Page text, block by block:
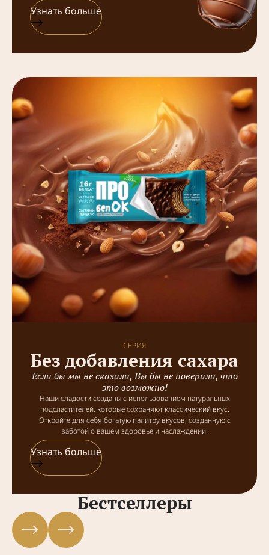
Узнать больше
СЕРИЯ
Без добавления сахара
Если бы мы не сказали, Вы бы не поверили, что
это возможно!
Наши сладости созданы с использованием натуральных
подсластителей, которые сохраняют классический вкус.
Откройте для себя богатую палитру вкусов, созданную с
заботой о вашем здоровье и наслаждении.
Узнать больше
Бестселлеры